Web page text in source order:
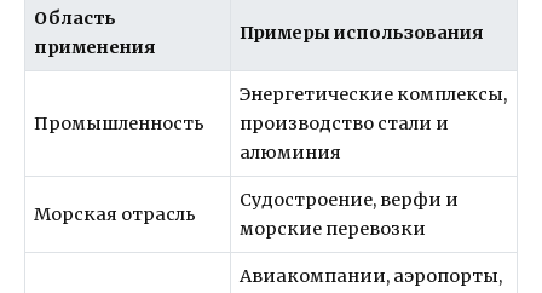
Область
применения
Примеры использования
Промышленность
Энергетические комплексы,
производство стали и
алюминия
Морская отрасль
Судостроение, верфи и
морские перевозки
Авиакомпании, аэропорты,